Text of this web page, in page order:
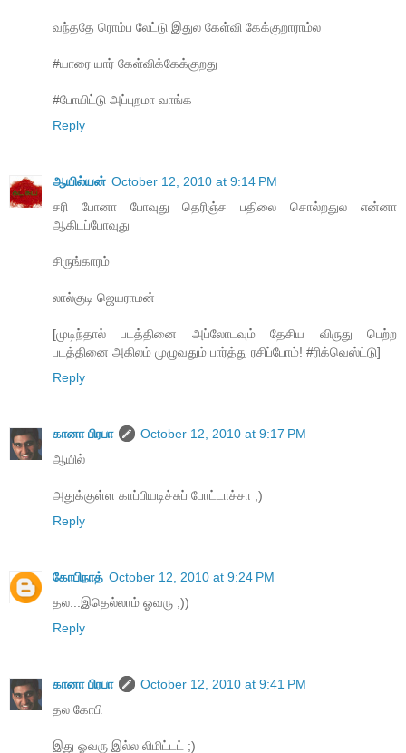
வந்ததே ரொம்ப லேட்டு இதுல கேள்வி கேக்குறாராம்ல
#யாரை யார் கேள்விக்கேக்குறது
#போயிட்டு அப்புறமா வாங்க
Reply
ஆயில்யன் October 12, 2010 at 9:14 PM
சரி போனா போவுது தெரிஞ்ச பதிலை சொல்றதுல என்னா
ஆகிடப்போவுது
சிருங்காரம்
லால்குடி ஜெயராமன்
[முடிந்தால் படத்தினை அப்லோடவும் தேசிய விருது பெற்ற
படத்தினை அகிலம் முழுவதும் பார்த்து ரசிப்போம்! #ரிக்வெஸ்ட்டு]
Reply
கானா பிரபா
October 12, 2010 at 9:17 PM
ஆயில்
அதுக்குள்ள காப்பியடிச்சுப் போட்டாச்சா ;)
Reply
கோபிநாத் October 12, 2010 at 9:24 PM
தல...இதெல்லாம் ஓவரு ;))
Reply
கானா பிரபா
October 12, 2010 at 9:41 PM
தல கோபி
இது ஓவரு இல்ல லிமிட்டட் ;)